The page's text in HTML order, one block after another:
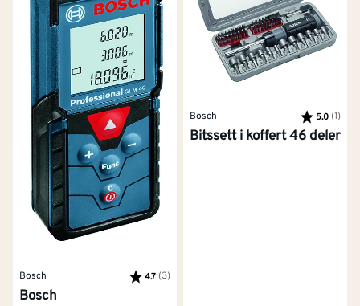
Bosch Karakter:
4.7 (3)
Bosch
Bosch Karakter:
5.0 (1)
Bitssett i koffert 46 deler